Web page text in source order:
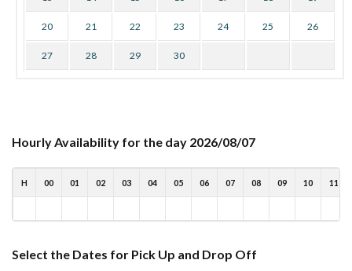
20 21 22 23 24 25 26
27 28 29 30
Hourly Availability for the day 2026/08/07
H 00 01 02 03 04 05 06 07 08 09 10 11
Select the Dates for Pick Up and Drop Off